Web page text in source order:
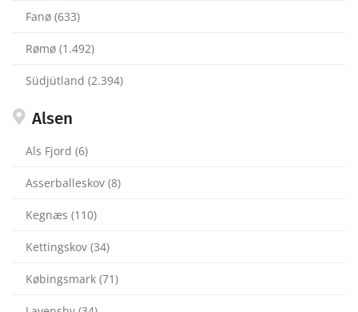
Fanø (633)
Rømø (1.492)
Südjütland (2.394)
Alsen
Als Fjord (6)
Asserballeskov (8)
Kegnæs (110)
Kettingskov (34)
Købingsmark (71)